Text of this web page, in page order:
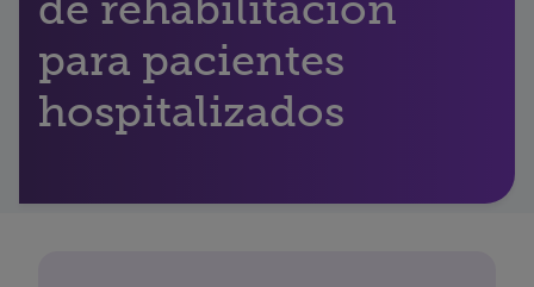
Inversores
para pacientes
hospitalizados